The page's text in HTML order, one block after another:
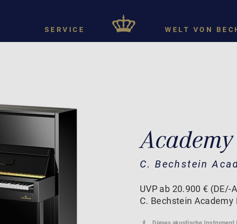
SERVICE WELT VON
C. Bechstein
UVP ab 20.900 € (DE/-
C. Bechstein Academy